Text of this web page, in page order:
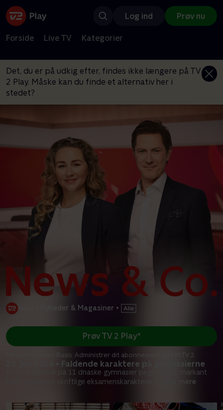
Log ind Prøv nu
Forside Live TV Kategorier
Det, du er på udkig efter, findes ikke længere på TV
2 Play. Måske kan du finde et alternativ her i
stedet?
Nyheder & Magasiner •
26. jun 2026 • Faldende karaktere på gymnasierne
En ny stikprøve på 11 dnaske gymnasier peget på et markant
fald i elevernes skriftlige eksamenskarakterer,
Læs mere
Prøv TV 2 Play*
*Kræver pakken Basis. Administrer dit abonnement på Mit TV 2.